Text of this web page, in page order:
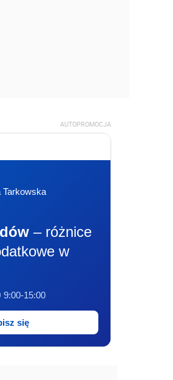
AUTOPROMOCJA
Tarkowska
– różnice
w
9:00-15:00
się